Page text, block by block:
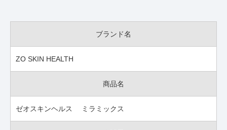
ブランド名
ZO SKIN HEALTH
商品名
ゼオスキンヘルス ミラミックス